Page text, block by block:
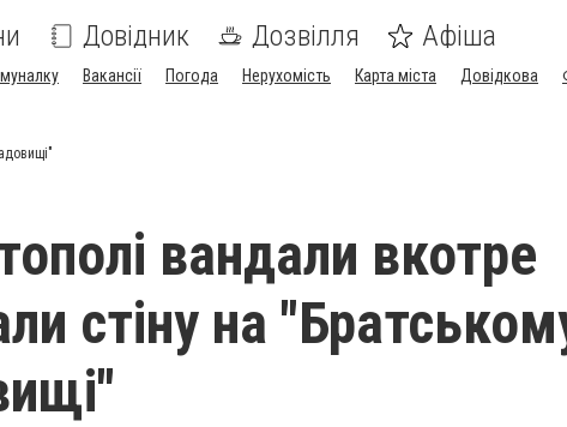
Довідник Дозвілля Афіша
Вакансії Погода Нерухомість Карта міста Довідкова
вандали вкотре
стіну на